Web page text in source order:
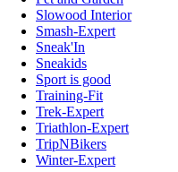
Slowood Interior
Smash-Expert
Sneak'In
Sneakids
Sport is good
Training-Fit
Trek-Expert
Triathlon-Expert
TripNBikers
Winter-Expert